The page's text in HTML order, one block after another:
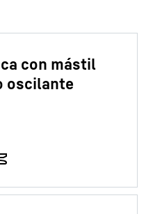
con mástil
oscilante